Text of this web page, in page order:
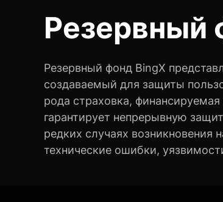
Резервный
Резервный фонд BingX
создаваемый для защиты
рода страховка,
гарантирует непрерывную
редких случаях возникновения
технические ошибки,